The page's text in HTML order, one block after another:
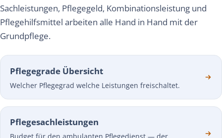
Sachleistungen, Pflegegeld, Kombinationsleistung und
Pflegehilfsmittel arbeiten alle Hand in Hand mit der
Grundpflege.
Pflegegrade Übersicht
Welcher Pflegegrad welche Leistungen freischaltet.
Pflegesachleistungen